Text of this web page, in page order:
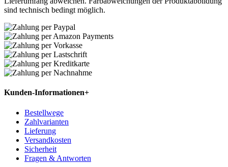
sind technisch bedingt möglich.
Kunden-Informationen+
Bestellwege
Zahlvarianten
Lieferung
Versandkosten
Sicherheit
Fragen & Antworten